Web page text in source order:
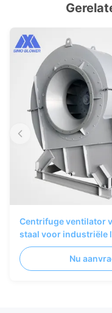
Centrifuge ventilator
staal voor industriële
en ventilatiesystemen
Nu